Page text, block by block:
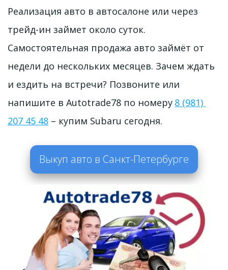
Реализация авто в автосалоне или через
трейд-ин займет около суток.
Самостоятельная продажа авто займёт от
недели до нескольких месяцев. Зачем ждать
и ездить на встречи? Позвоните или
напишите в Autotrade78 по номеру 8 (981)
207 45 48 – купим Subaru сегодня.
Выкуп авто в Санкт-Петербурге